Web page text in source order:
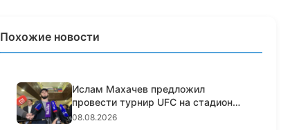
Похожие новости
Ислам Махачев предложил
провести турнир UFC на стадионе
«Дин...
08.08.2026